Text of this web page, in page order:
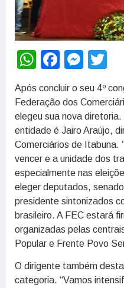
WhatsApp
Após concluir o seu 4º
Federação dos
elegeu sua nova
entidade é Jairo Araújo,
Comerciários de Itabuna.
vencer e a unidade dos
especialmente nas
eleger deputados,
presidente sintonizados
brasileiro. A FEC estará
organizadas pelas
Popular e Frente Povo
O dirigente também
categoria. “Vamos